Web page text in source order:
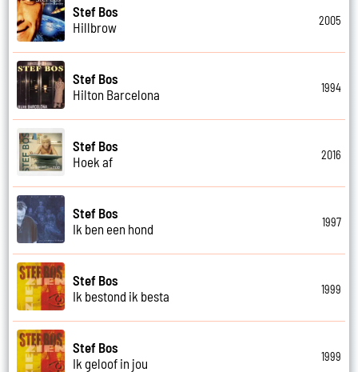
Stef Bos
Hillbrow
2005
Stef Bos
Hilton Barcelona
1994
Stef Bos
Hoek af
2016
Stef Bos
Ik ben een hond
1997
Stef Bos
Ik bestond ik besta
1999
Stef Bos
Ik geloof in jou
1999